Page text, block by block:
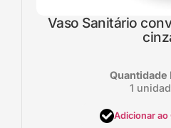
Vaso Sanitário
Quantidade
1
Adicionar